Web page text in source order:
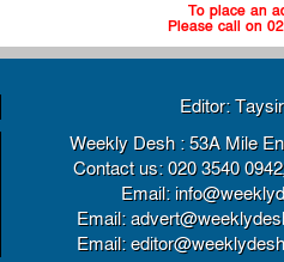
To place an
Please call on
Editor:
Weekly Desh : 53A Mile
Contact us: 020 3540
Email:
Email:
Email: